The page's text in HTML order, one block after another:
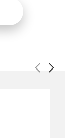
Previous
Next